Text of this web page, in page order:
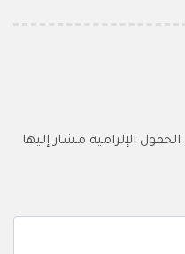
الحقول الإلزامية مشار إليها